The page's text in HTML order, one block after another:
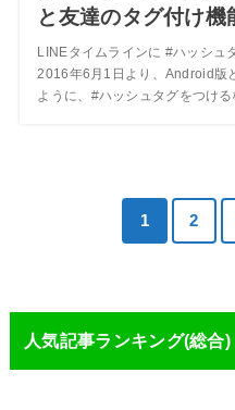
と友達のタグ付け機
LINEタイムラインに #ハッシ
2016年6月1日より、Android版
ように、#ハッシュタグをつけ
1 2
人気記事ランキング(総合)